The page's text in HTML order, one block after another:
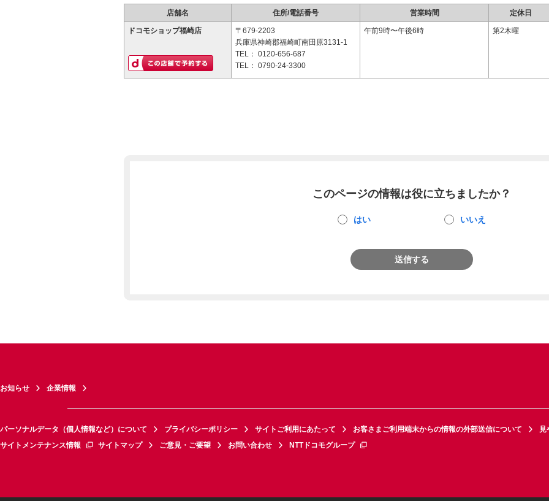
店舗名 住所/電話番号 営業時間 定休日
ドコモショップ福崎店
〒679-2203
兵庫県神崎郡福崎町南田原3131-1
TEL： 0120-656-687
TEL： 0790-24-3300
午前9時〜午後6時 第2木曜
このページの情報は役に立ちましたか？
はい いいえ
送信する
お知らせ 企業情報
パーソナルデータ（個人情報など）について プライバシーポリシー サイトご利用にあたって お客さまご利用端末からの情報の外部送信について
見
サイトメンテナンス情報
サイトマップ ご意見・ご要望 お問い合わせ NTTドコモグループ